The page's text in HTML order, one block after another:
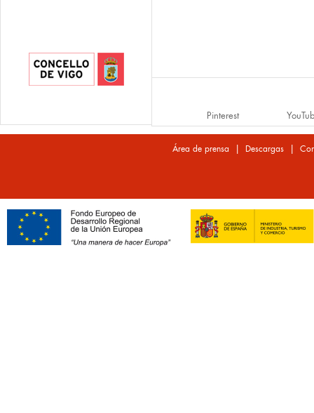
Pinterest
Área de prensa | Descargas |